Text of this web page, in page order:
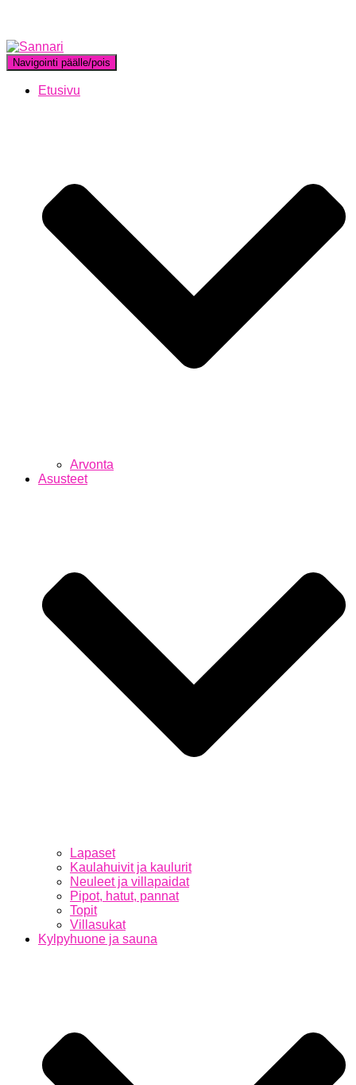
Navigointi päälle/pois
Etusivu
Arvonta
Asusteet
Lapaset
Kaulahuivit ja kaulurit
Neuleet ja villapaidat
Pipot, hatut, pannat
Topit
Villasukat
Kylpyhuone ja sauna